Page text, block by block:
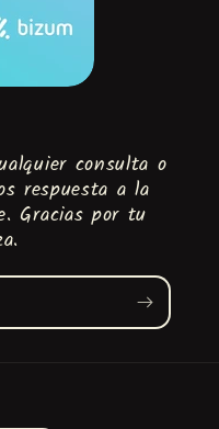
consulta o
respuesta a la
Gracias por tu